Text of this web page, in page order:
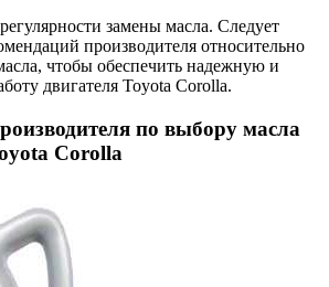
замены масла. Следует
производителя относительно
чтобы обеспечить надежную и
двигателя Toyota Corolla.
по выбору масла
Corolla